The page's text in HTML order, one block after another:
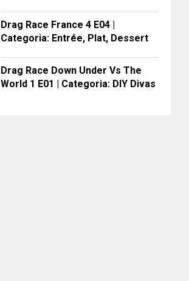
Drag Race France 4 E04 |
Categoria: Entrée, Plat, Dessert
Drag Race Down Under Vs The
World 1 E01 | Categoria: DIY Divas